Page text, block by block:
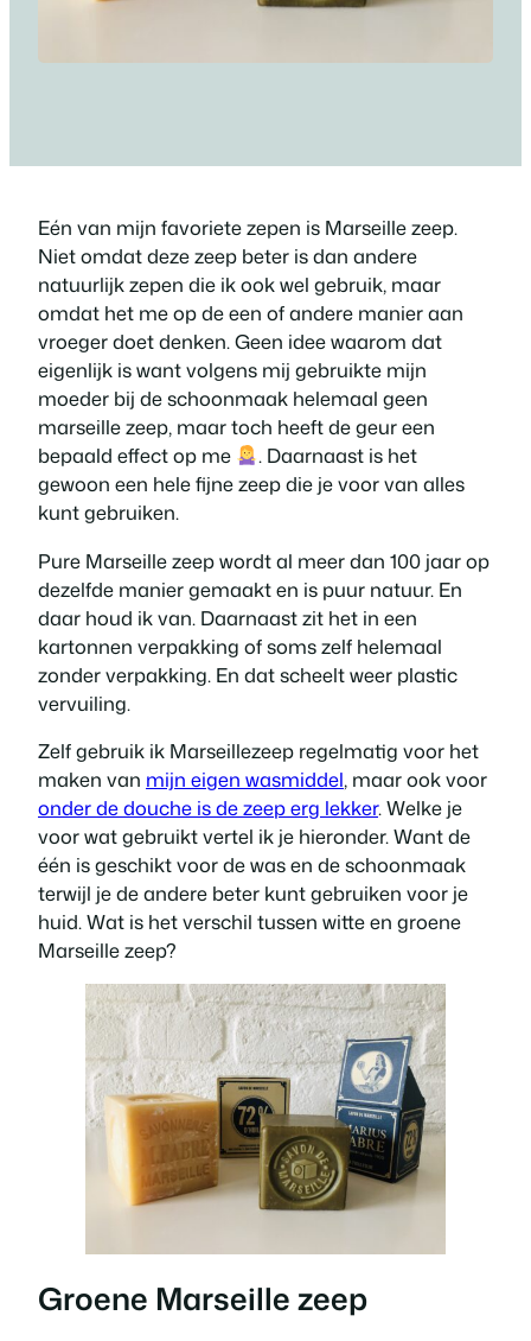
Eén van mijn favoriete zepen is Marseille zeep.
Niet omdat deze zeep beter is dan andere
natuurlijk zepen die ik ook wel gebruik, maar
omdat het me op de een of andere manier aan
vroeger doet denken. Geen idee waarom dat
eigenlijk is want volgens mij gebruikte mijn
moeder bij de schoonmaak helemaal geen
marseille zeep, maar toch heeft de geur een
bepaald effect op me
. Daarnaast is het
gewoon een hele fijne zeep die je voor van alles
kunt gebruiken.
Pure Marseille zeep wordt al meer dan 100 jaar op
dezelfde manier gemaakt en is puur natuur. En
daar houd ik van. Daarnaast zit het in een
kartonnen verpakking of soms zelf helemaal
zonder verpakking. En dat scheelt weer plastic
vervuiling.
Zelf gebruik ik Marseillezeep regelmatig voor het
maken van mijn eigen wasmiddel, maar ook voor
onder de douche is de zeep erg lekker. Welke je
voor wat gebruikt vertel ik je hieronder. Want de
één is geschikt voor de was en de schoonmaak
terwijl je de andere beter kunt gebruiken voor je
huid. Wat is het verschil tussen witte en groene
Marseille zeep?
Groene Marseille zeep